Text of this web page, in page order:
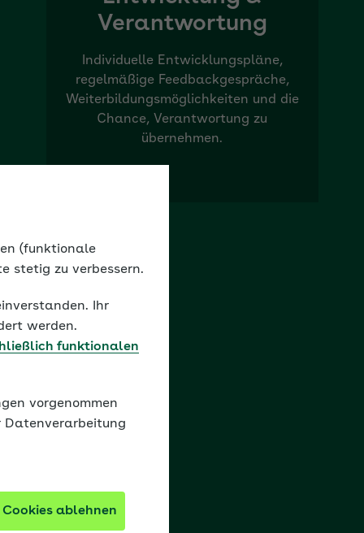
Verantwortung
Individuelle Entwicklungspläne,
regelmäßige Feedbackgespräche,
Weiterbildungsmöglichkeiten und die
Chance, Verantwortung zu
übernehmen.
(funktionale
stetig zu verbessern.
Ihr
werden.
funktionalen
vorgenommen
Datenverarbeitung
ablehnen